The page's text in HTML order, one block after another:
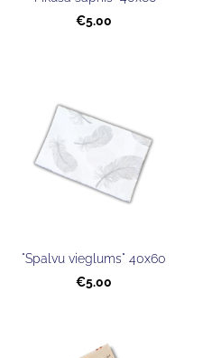
€5.00
"Spalvu vieglums" 40x60
€5.00